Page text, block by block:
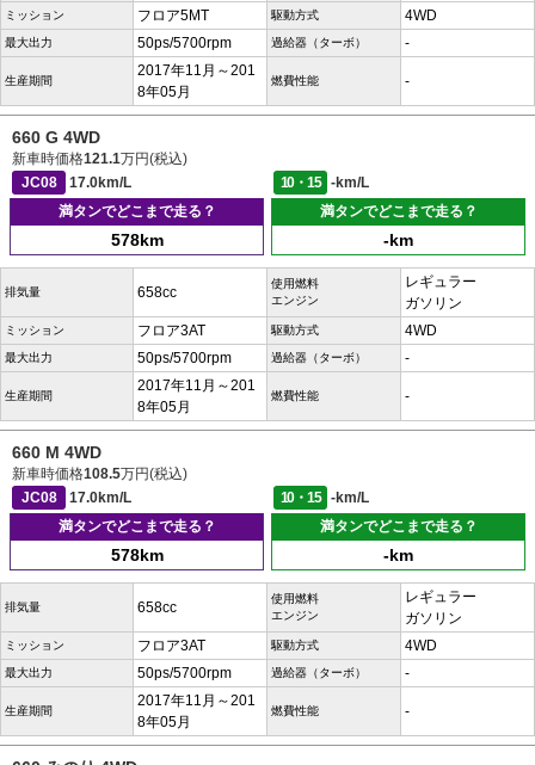
ミッション フロア5MT 駆動方式 4WD
最大出力 50ps/5700rpm 過給器（ターボ） -
生産期間
2017年11月～201
8年05月
燃費性能 -
660 G 4WD
新車時価格121.1万円(税込)
JC08
17.0km/L 10・15
-km/L
満タンでどこまで走る？
578km
満タンでどこまで走る？
-km
排気量 658cc
使用燃料
エンジン
レギュラー
ガソリン
ミッション フロア3AT 駆動方式 4WD
最大出力 50ps/5700rpm 過給器（ターボ） -
生産期間
2017年11月～201
8年05月
燃費性能 -
660 M 4WD
新車時価格108.5万円(税込)
JC08
17.0km/L 10・15
-km/L
満タンでどこまで走る？
578km
満タンでどこまで走る？
-km
排気量 658cc
使用燃料
エンジン
レギュラー
ガソリン
ミッション フロア3AT 駆動方式 4WD
最大出力 50ps/5700rpm 過給器（ターボ） -
生産期間
2017年11月～201
8年05月
燃費性能 -